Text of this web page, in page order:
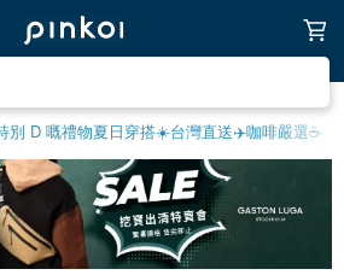
別 D 嘅禮物夏日穿搭☀️台灣直送✈️咖啡嚴選☕️